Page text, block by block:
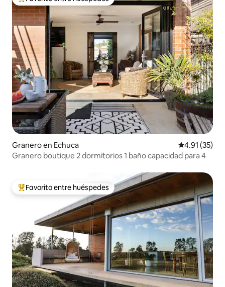
Favorito entre huéspedes preferido
Granero en Echuca Calificación
4.91 (35)
Granero boutique 2 dormitorios 1 baño capacidad para 4
Favorito entre huéspedes preferido
Favorito entre huéspedes